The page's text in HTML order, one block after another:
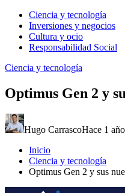
Ciencia y tecnología
Inversiones y negocios
Cultura y ocio
Responsabilidad Social
Ciencia y tecnología
Optimus Gen 2 y
Hugo CarrascoHace 1 año
Inicio
Ciencia y tecnología
Optimus Gen 2 y sus